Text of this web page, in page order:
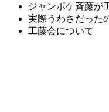
ジャンポケ斉藤が
実際うわさだった
工藤会について